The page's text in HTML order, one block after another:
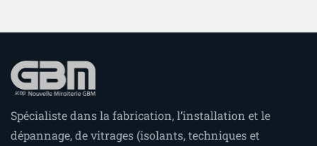
Spécialiste dans la fabrication, l’installation et le
dépannage, de vitrages (isolants, techniques et